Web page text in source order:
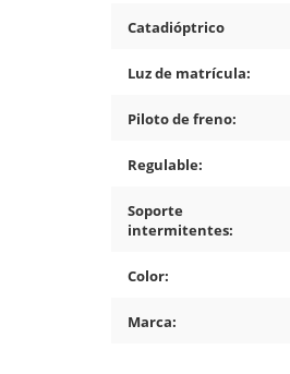
Catadióptrico
Luz de matrícula:
Piloto de freno:
Regulable:
Soporte
intermitentes:
Color:
Marca: